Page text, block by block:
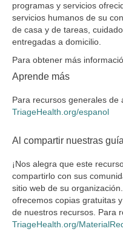
programas y servicios
servicios humanos de su
de casa y de tareas,
entregadas a domicilio.
Para obtener más
Aprende más
Para recursos generales de
TriageHealth.org/espanol
Al compartir nuestras
¡Nos alegra que este
compartirlo con sus
sitio web de su
ofrecemos copias gratuitas
de nuestros recursos. Para
TriageHealth.org/